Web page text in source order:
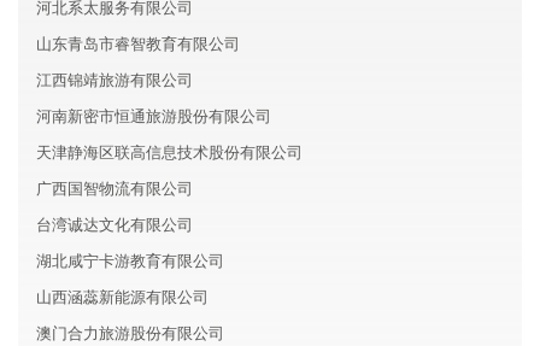
河北系太服务有限公司
山东青岛市睿智教育有限公司
江西锦靖旅游有限公司
河南新密市恒通旅游股份有限公司
天津静海区联高信息技术股份有限公司
广西国智物流有限公司
台湾诚达文化有限公司
湖北咸宁卡游教育有限公司
山西涵蕊新能源有限公司
澳门合力旅游股份有限公司